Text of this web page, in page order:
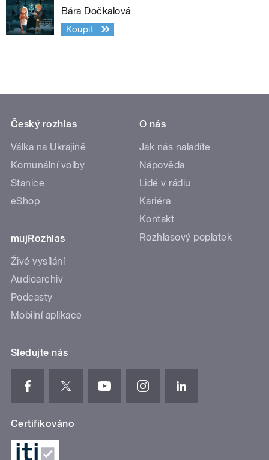
Bára Dočkalová
Koupit
Český rozhlas
Válka na Ukrajině
Komunální volby
Stanice
eShop
mujRozhlas
Živé vysílání
Audioarchiv
Podcasty
Mobilní aplikace
O nás
Jak nás naladíte
Nápověda
Lidé v rádiu
Kariéra
Kontakt
Rozhlasový poplatek
Sledujte nás
Certifikováno